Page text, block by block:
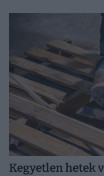
Kegyetlen hetek